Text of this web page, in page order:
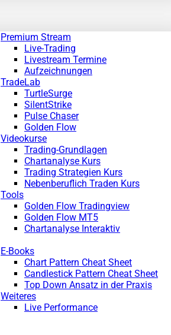
Premium Stream
Live-Trading
Livestream Termine
Aufzeichnungen
TradeLab
TurtleSurge
SilentStrike
Pulse Chaser
Golden Flow
Videokurse
Trading-Grundlagen
Chartanalyse Kurs
Trading Strategien Kurs
Nebenberuflich Traden Kurs
Tools
Golden Flow Tradingview
Golden Flow MT5
Chartanalyse Interaktiv
E-Books
Chart Pattern Cheat Sheet
Candlestick Pattern Cheat Sheet
Top Down Ansatz in der Praxis
Weiteres
Live Performance